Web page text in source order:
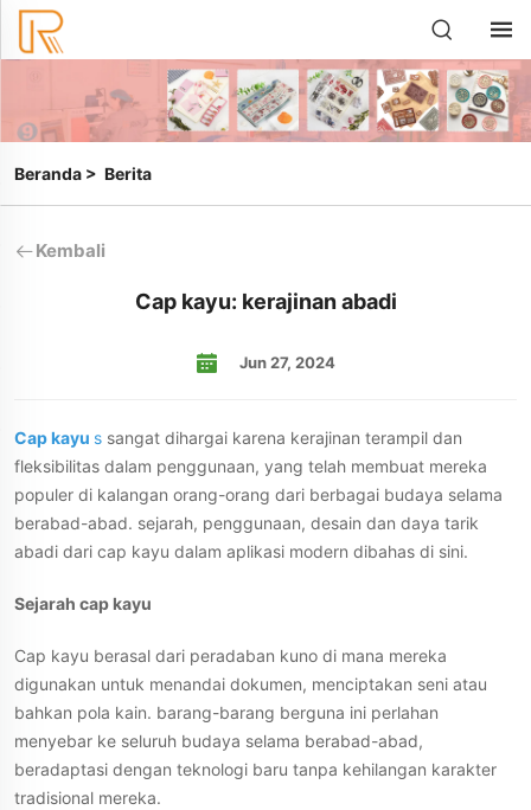
Beranda > Berita
Kembali
Cap kayu: kerajinan abadi
Jun 27, 2024
Cap kayu s sangat dihargai karena kerajinan terampil dan
fleksibilitas dalam penggunaan, yang telah membuat mereka
populer di kalangan orang-orang dari berbagai budaya selama
berabad-abad. sejarah, penggunaan, desain dan daya tarik
abadi dari cap kayu dalam aplikasi modern dibahas di sini.
Sejarah cap kayu
Cap kayu berasal dari peradaban kuno di mana mereka
digunakan untuk menandai dokumen, menciptakan seni atau
bahkan pola kain. barang-barang berguna ini perlahan
menyebar ke seluruh budaya selama berabad-abad,
beradaptasi dengan teknologi baru tanpa kehilangan karakter
tradisional mereka.